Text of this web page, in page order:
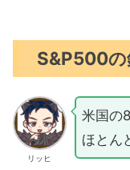
S&P500の
リッヒ
米国の
ほとん